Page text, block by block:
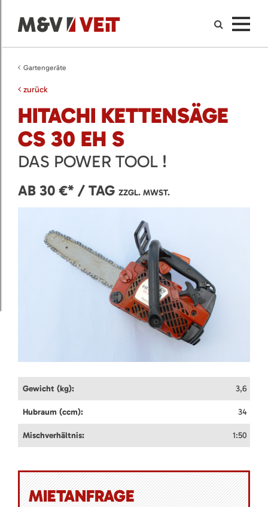
Gartengeräte
zurück
HITACHI KETTENSÄGE
CS 30 EH S
DAS POWER TOOL !
AB 30 €* / TAG ZZGL. MWST.
Gewicht (kg): 3,6
Hubraum (ccm): 34
Mischverhältnis: 1:50
MIETANFRAGE